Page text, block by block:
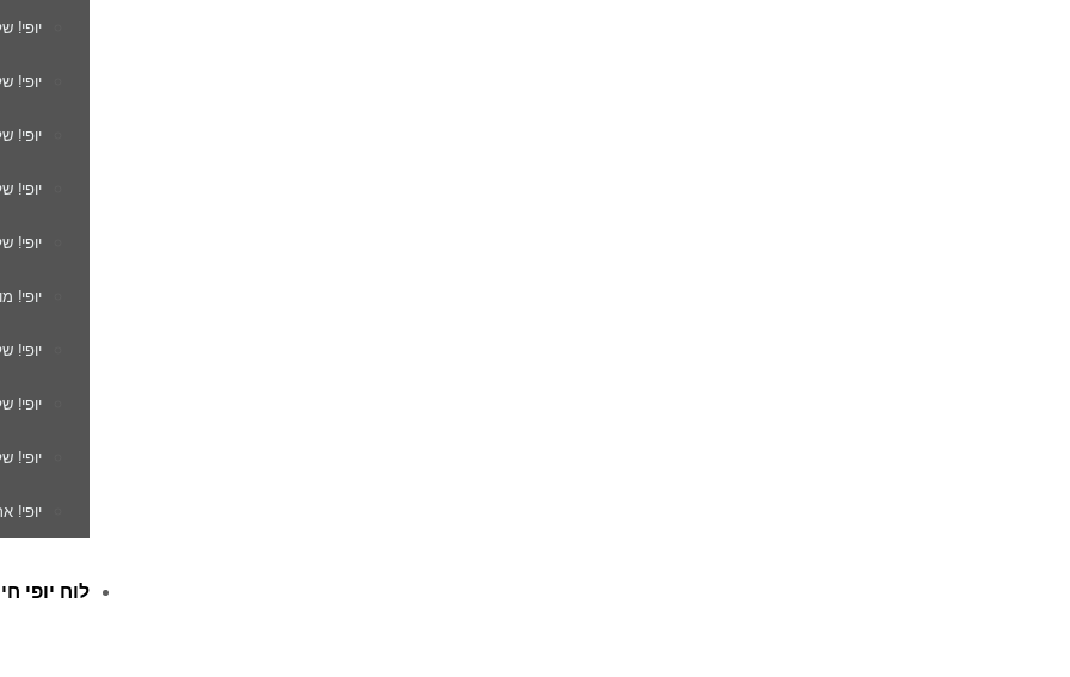
יופי!
יופי!
יופי!
יופי!
יופי!
יופי!
יופי!
יופי!
יופי!
יופי!
לוח יופי